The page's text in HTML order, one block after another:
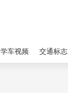
学车视频 交通标志